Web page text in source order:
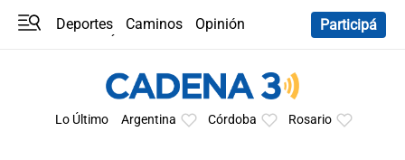
Deportes Caminos
Opinión
Participá
Lo Último Argentina Córdoba Rosario